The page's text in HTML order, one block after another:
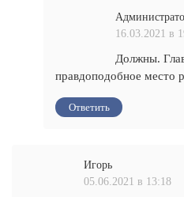
16.03.2021 в
Должны.
правдоподобное место
Ответить
Игорь
05.06.2021 в 13:18